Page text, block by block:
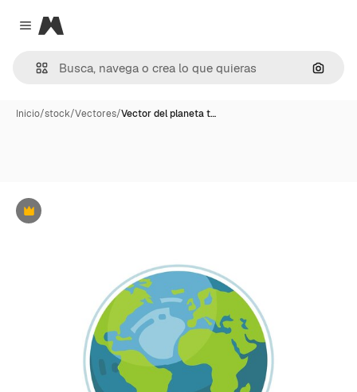
Close menu
Magnific
Inicio/stock/Vectores/Vector del planeta t…
Premium